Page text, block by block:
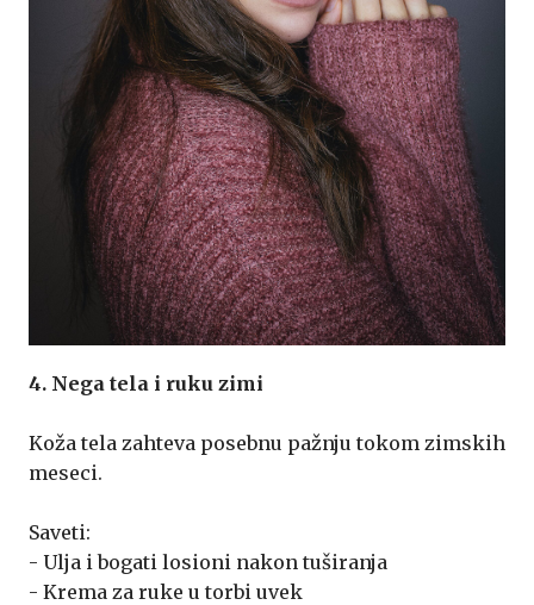
4. Nega tela i ruku zimi
Koža tela zahteva posebnu pažnju tokom zimskih
meseci.
Saveti:
- Ulja i bogati losioni nakon tuširanja
- Krema za ruke u torbi uvek